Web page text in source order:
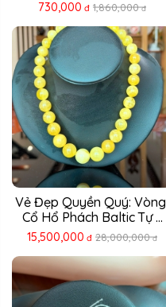
730,000 đ 1,860,000 đ
Vẻ Đẹp Quyền Quý: Vòng
Cổ Hổ Phách Baltic Tự ...
15,500,000 đ 28,000,000 đ